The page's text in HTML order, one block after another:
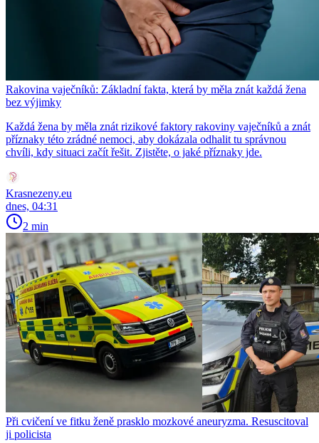
Rakovina vaječníků: Základní fakta, která by měla znát každá žena
bez výjimky
Každá žena by měla znát rizikové faktory rakoviny vaječníků a znát
příznaky této zrádné nemoci, aby dokázala odhalit tu správnou
chvíli, kdy situaci začít řešit. Zjistěte, o jaké příznaky jde.
Krasnezeny.eu
dnes, 04:31
2 min
Při cvičení ve fitku ženě prasklo mozkové aneuryzma. Resuscitoval
ji policista